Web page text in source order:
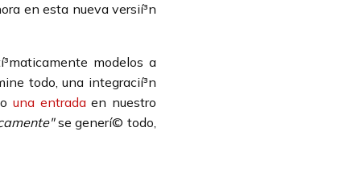
en esta nueva versií³n
modelos a
todo, una integracií³n
una entradaen nuestro
se generí© todo,